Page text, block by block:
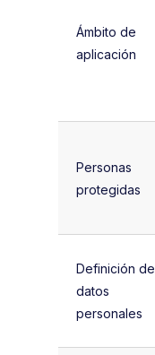
Ámbito de
aplicación
Personas
protegidas
Definición de
datos
personales